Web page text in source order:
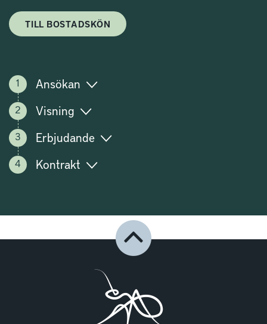
TILL BOSTADSKÖN
Ansökan
Visning
Erbjudande
Kontrakt